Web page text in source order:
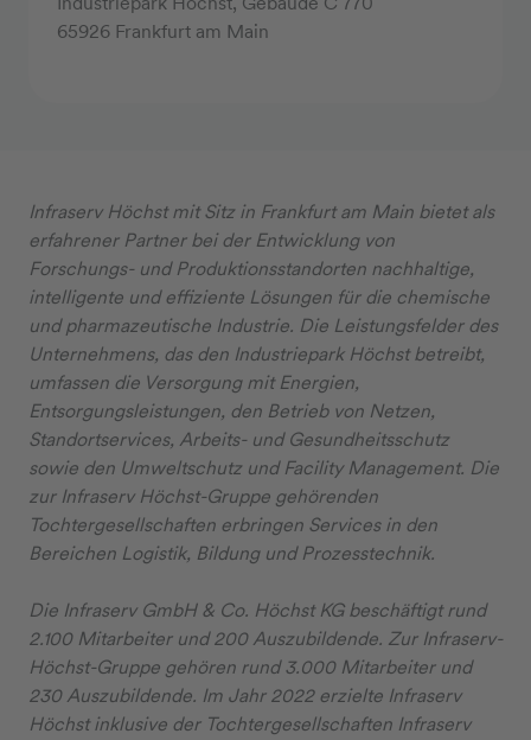
65926 Frankfurt am Main
Infraserv Höchst mit Sitz in Frankfurt am Main bietet als
erfahrener Partner bei der Entwicklung von
Forschungs- und Produktionsstandorten nachhaltige,
intelligente und effiziente Lösungen für die chemische
und pharmazeutische Industrie. Die Leistungsfelder des
Unternehmens, das den Industriepark Höchst betreibt,
umfassen die Versorgung mit Energien,
Entsorgungsleistungen, den Betrieb von Netzen,
Standortservices, Arbeits- und Gesundheitsschutz
sowie den Umweltschutz und Facility Management. Die
zur Infraserv Höchst-Gruppe gehörenden
Tochtergesellschaften erbringen Services in den
Bereichen Logistik, Bildung und Prozesstechnik.
Die Infraserv GmbH & Co. Höchst KG beschäftigt rund
2.100 Mitarbeiter und 200 Auszubildende. Zur Infraserv-
Höchst-Gruppe gehören rund 3.000 Mitarbeiter und
230 Auszubildende. Im Jahr 2022 erzielte Infraserv
Höchst inklusive der Tochtergesellschaften Infraserv